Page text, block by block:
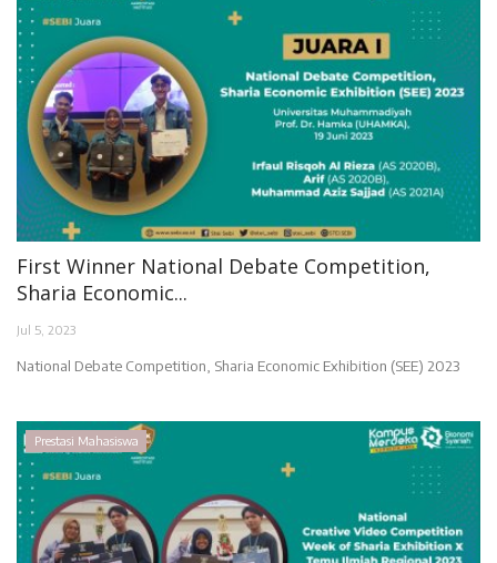
First Winner National Debate Competition,
Sharia Economic...
Jul 5, 2023
National Debate Competition, Sharia Economic Exhibition (SEE) 2023
Prestasi Mahasiswa